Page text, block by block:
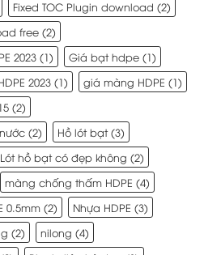
Fixed TOC Plugin download (2)
free (2)
2023 (1) Giá bạt hdpe (1)
2023 (1) giá màng HDPE (1)
(2)
(2) Hồ lót bạt(3)
Lót hồ bạt có đẹp không (2)
màng chống thấm HDPE (4)
0.5mm (2) Nhựa HDPE (3)
(2) nilong (4)